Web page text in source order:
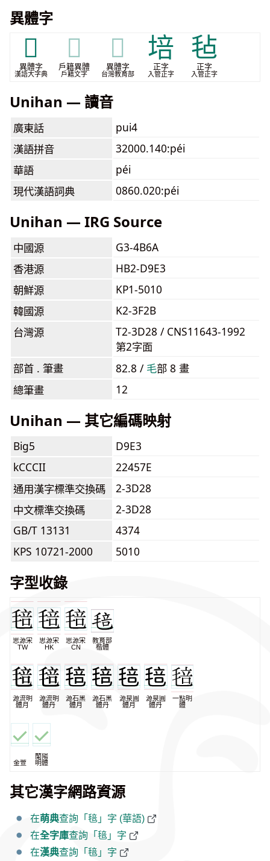
異體字
𣯱
異體字
漢語大字典
𣯱
戶籍異體
戶籍文字
𣯱
異體字
台灣教育部
培
正字
入管正字
毡
正字
入管正字
Unihan — 讀音
廣東話
pui4
漢語拼音
32000.140:péi
華語
péi
現代漢語詞典
0860.020:péi
Unihan — IRG Source
中國源
G3-4B6A
香港源
HB2-D9E3
朝鮮源
KP1-5010
韓國源
K2-3F2B
台灣源
T2-3D28 / CNS11643-1992
第2字面
部首 . 筆畫
82.8 / ⽑部 8 畫
總筆畫
12
Unihan — 其它編碼映射
Big5
D9E3
kCCCII
22457E
通用漢字標準交換碼
2-3D28
中文標準交換碼
2-3D28
GB/T 13131
4374
KPS 10721-2000
5010
字型收錄
思源宋
TW
思源宋
HK
思源宋
CN
教育部
楷體
源流明
體月
源流明
體丹
源石黑
體月
源石黑
體丹
源泉圓
體月
源泉圓
體丹
一點明
體
金萱
蘭陽
明體
其它漢字網路資源
在萌典查詢「毰」字 (華語)
在全字庫查詢「毰」字
在漢典查詢「毰」字